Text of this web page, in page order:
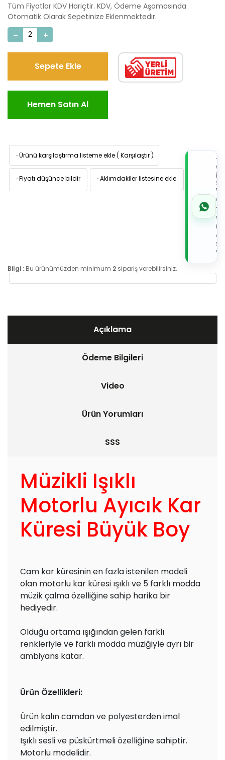
Tüm Fiyatlar KDV Hariçtir. KDV, Ödeme Aşamasında
Otomatik Olarak Sepetinize Eklenmektedir.
Sepete Ekle
Hemen Satın Al
·Ürünü karşılaştırma listeme ekle ( Karşılaştır )
·Fiyatı düşünce bildir ·Aklımdakiler listesine ekle
İLE
de
Bilgi : Bu ürünümüzden minimum 2 sipariş verebilirsiniz.
Açıklama
Ödeme Bilgileri
Video
Ürün Yorumları
SSS
Müzikli Işıklı
Motorlu Ayıcık Kar
Küresi Büyük Boy
Cam kar küresinin en fazla istenilen modeli
olan motorlu kar küresi ışıklı ve 5 farklı modda
müzik çalma özelliğine sahip harika bir
hediyedir.
Olduğu ortama ışığından gelen farklı
renkleriyle ve farklı modda müziğiyle ayrı bir
ambiyans katar.
Ürün Özellikleri:
Ürün kalın camdan ve polyesterden imal
edilmiştir.
Işıklı sesli ve püskürtmeli özelliğine sahiptir.
Motorlu modelidir.